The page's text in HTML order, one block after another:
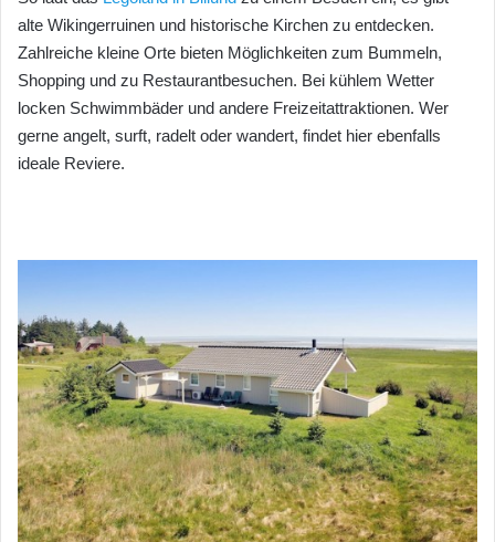
alte Wikingerruinen und historische Kirchen zu entdecken.
Zahlreiche kleine Orte bieten Möglichkeiten zum Bummeln,
Shopping und zu Restaurantbesuchen. Bei kühlem Wetter
locken Schwimmbäder und andere Freizeitattraktionen. Wer
gerne angelt, surft, radelt oder wandert, findet hier ebenfalls
ideale Reviere.